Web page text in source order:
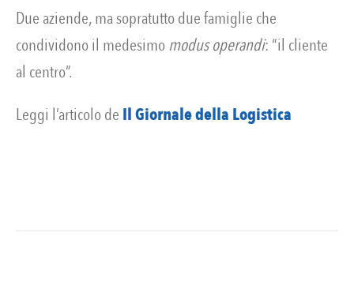
Due aziende, ma sopratutto due famiglie che
condividono il medesimomodus operandi: “il cliente
al centro”.
Leggi l’articolo de Il Giornale della Logistica